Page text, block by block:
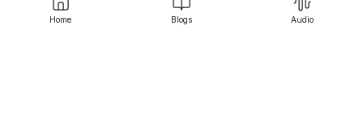
Home Blogs Audio
Contact us